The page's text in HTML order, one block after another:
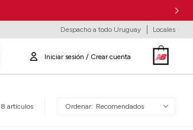
Despacho a todo Uruguay Locales
8 artículos Recomendados